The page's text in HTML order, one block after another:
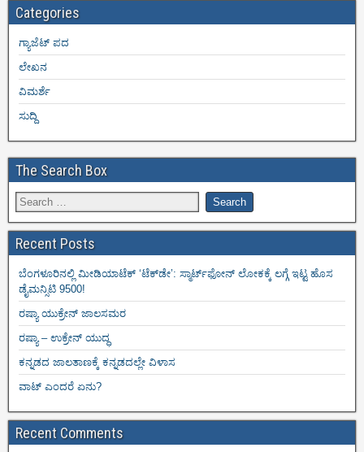
Categories
ಗ್ಯಾಜೆಟ್ ಪದ
ಲೇಖನ
ವಿಮರ್ಶೆ
ಸುದ್ದಿ
The Search Box
Recent Posts
ಬೆಂಗಳೂರಿನಲ್ಲಿ ಮೀಡಿಯಾಟೆಕ್‌ ‘ಟೆಕ್‌ಡೇ’: ಸ್ಮಾರ್ಟ್‌ಫೋನ್ ಲೋಕಕ್ಕೆ ಲಗ್ಗೆ ಇಟ್ಟ ಹೊಸ
ಡೈಮನ್ಸಿಟಿ 9500!
ರಷ್ಯಾ ಯುಕ್ರೇನ್ ಜಾಲಸಮರ
ರಷ್ಯಾ – ಉಕ್ರೇನ್ ಯುದ್ಧ
ಕನ್ನಡದ ಜಾಲತಾಣಕ್ಕೆ ಕನ್ನಡದಲ್ಲೇ ವಿಳಾಸ
ವಾಟ್ ಎಂದರೆ ಏನು?
Recent Comments